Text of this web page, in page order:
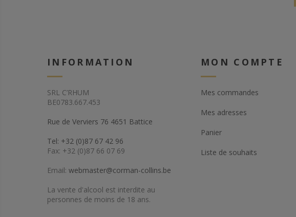
INFORMATION
SRL C’RHUM
BE0783.667.453
Rue de Verviers 76 4651 Battice
Tel: +32 (0)87 67 42 96
Fax: +32 (0)87 66 07 69
Email: webmaster@corman-collins.be
La vente d'alcool est interdite au
personnes de moins de 18 ans.
MON COMPTE
Mes commandes
Mes adresses
Panier
Liste de souhaits